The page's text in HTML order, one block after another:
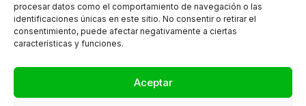
procesar datos como el comportamiento de navegación o las
identificaciones únicas en este sitio. No consentir o retirar el
consentimiento, puede afectar negativamente a ciertas
características y funciones.
Aceptar
Compare (0)